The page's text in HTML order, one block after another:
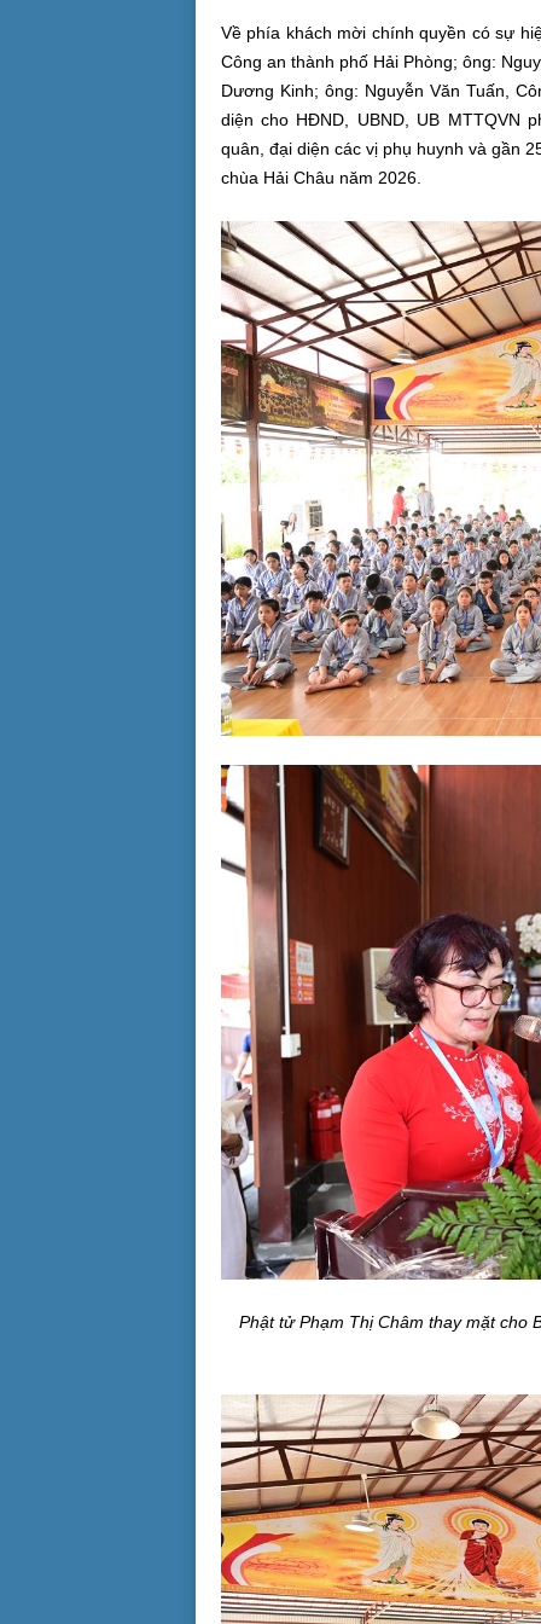
Về phía khách mời chính quyền có sự
Công an thành phố Hải Phòng; ông:
Dương Kinh; ông: Nguyễn Văn Tuấn,
diện cho HĐND, UBND, UB MTTQVN
quân, đại diện các vị phụ huynh và gần
chùa Hải Châu năm 2026.
Phậttử Phạm Thị Châm thaymặt cho